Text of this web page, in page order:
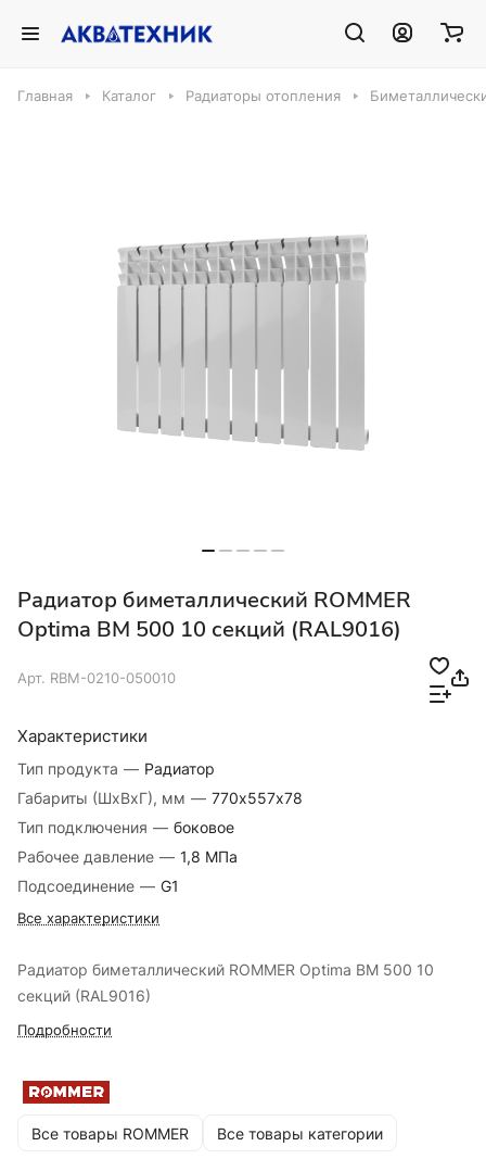
Главная Каталог Радиаторы отопления
Радиатор биметаллический ROMMER
Optima BM 500 10 секций (RAL9016)
Арт. RBM-0210-050010
Характеристики
Тип продукта — Радиатор
Габариты (ШхВхГ), мм — 770х557х78
Тип подключения — боковое
Рабочее давление — 1,8 МПа
Подсоединение — G1
Все характеристики
Радиатор биметаллический ROMMER Optima BM 500 10
секций (RAL9016)
Подробности
Все товары ROMMER Все товары категории